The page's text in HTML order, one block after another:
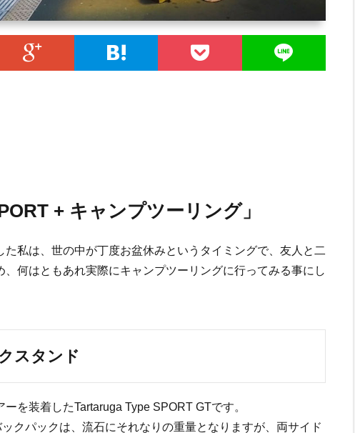
+ キャンプツーリング」
私は、世の中が丁度お盆休みというタイミングで、友人と二
、何はともあれ実際にキャンプツーリングに行ってみる事にし
スタンド
を装着したTartaruga Type SPORT GTです。
クパックは、流石にそれなりの重量となりますが、両サイド